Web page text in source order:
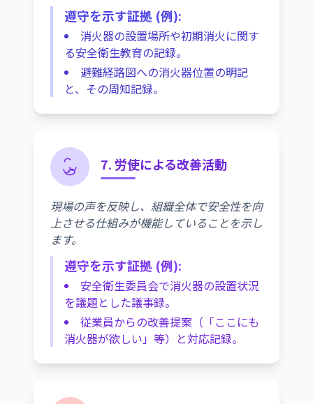
遵守を示す証拠 (例):
消火器の設置場所や初期消火に関す
る安全衛生教育の記録。
避難経路図への消火器位置の明記
と、その周知記録。
7. 労使による改善活動
現場の声を反映し、組織全体で安全性を向
上させる仕組みが機能していることを示し
ます。
遵守を示す証拠 (例):
安全衛生委員会で消火器の設置状況
を議題とした議事録。
従業員からの改善提案（「ここにも
消火器が欲しい」等）と対応記録。